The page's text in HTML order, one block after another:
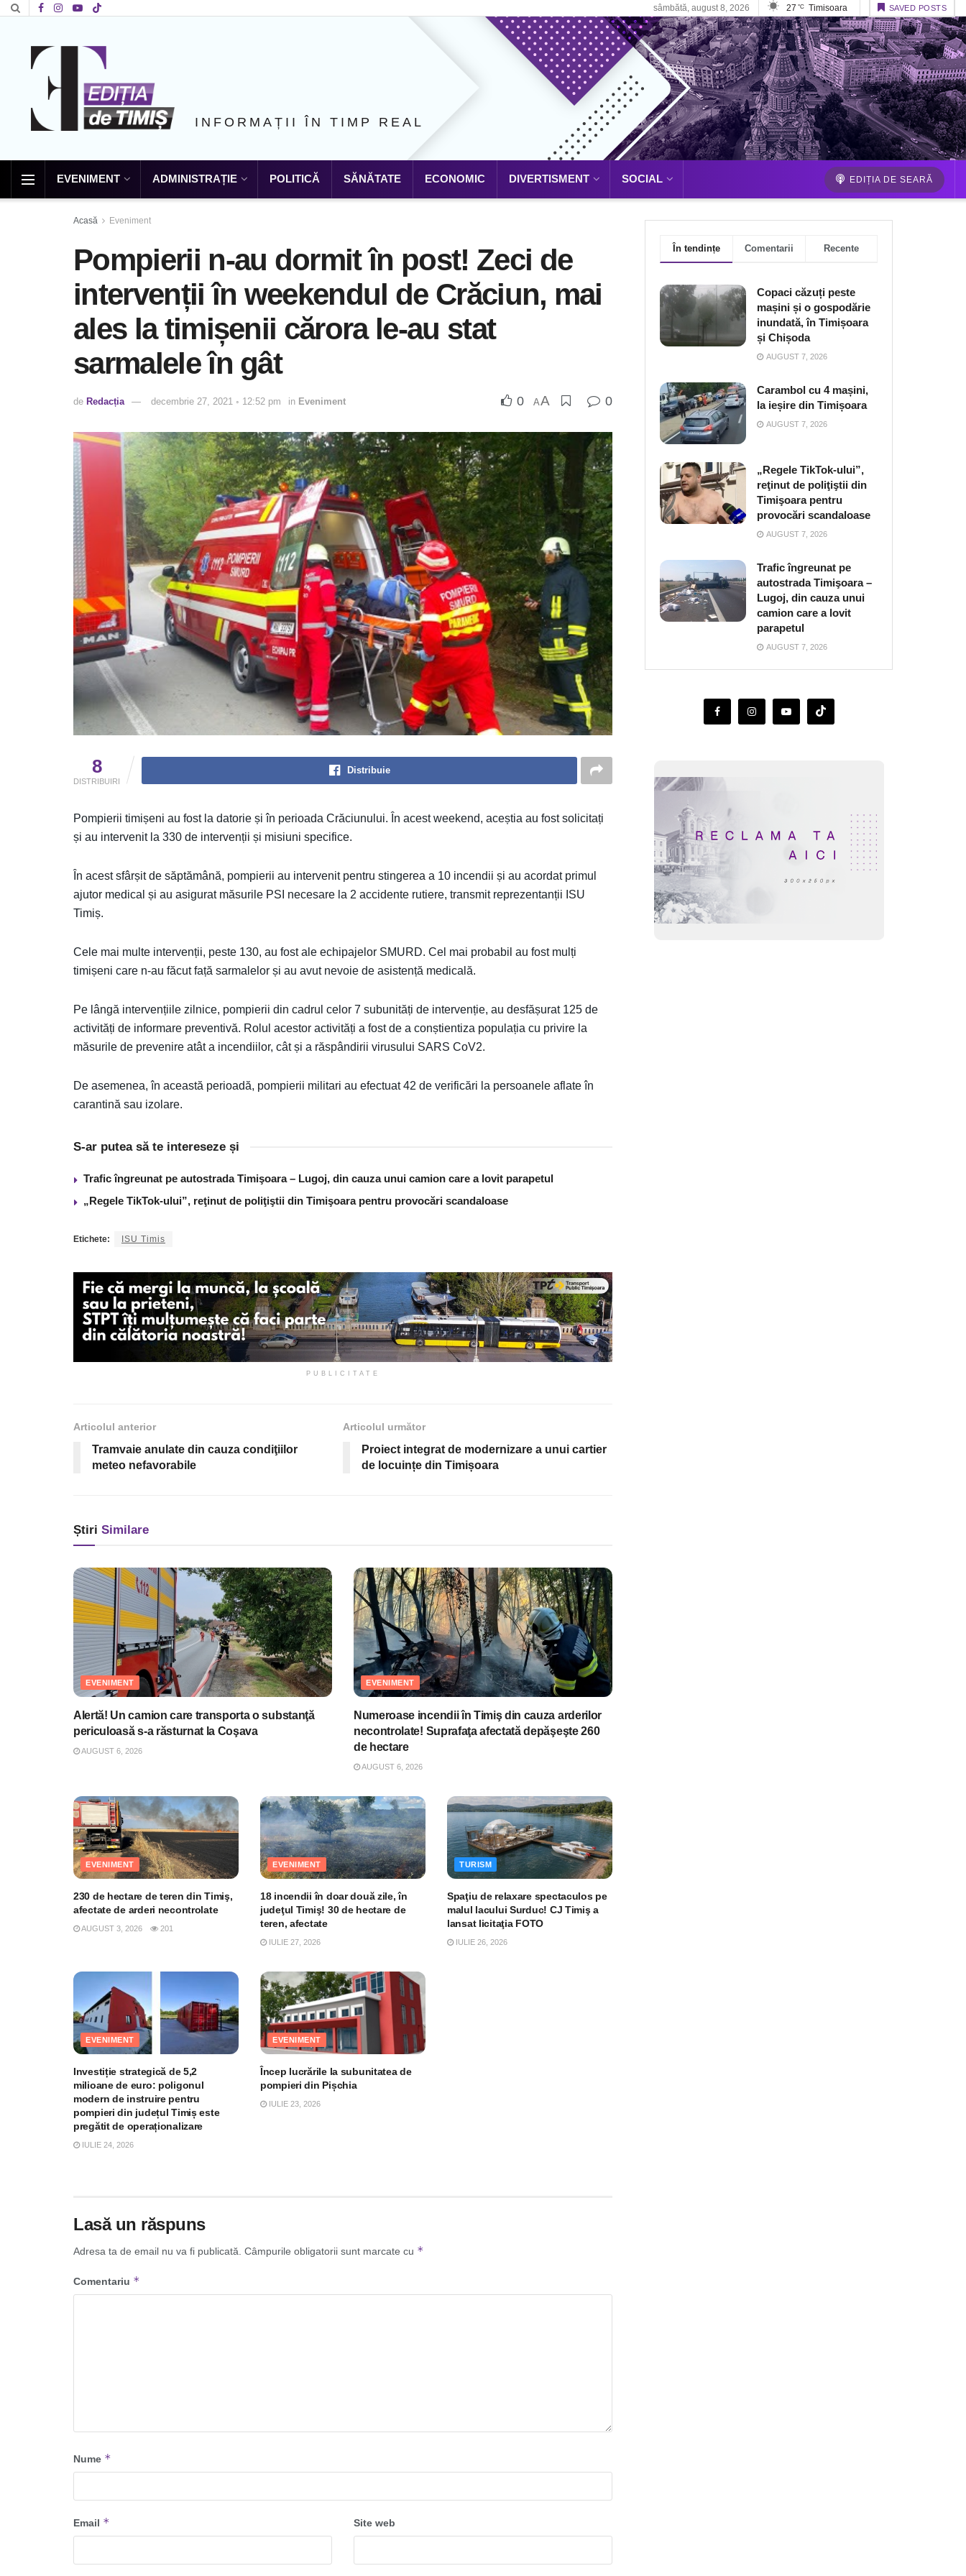
sâmbătă, august 8, 2026 27 °C Timisoara SAVED POSTS
INFORMAȚII ÎN TIMP REAL
EVENIMENT ADMINISTRAȚIE POLITICĂ SĂNĂTATE ECONOMIC DIVERTISMENT SOCIAL EDIȚIA DE SEARĂ
Acasă Eveniment
Pompierii n-au dormit în post! Zeci de
intervenții în weekendul de Crăciun, mai
ales la timișenii cărora le-au stat
sarmalele în gât
de Redacția decembrie 27, 2021 ◦ 12:52 pm in Eveniment 0 AA 0
8
DISTRIBUIRI
Distribuie
Pompierii timișeni au fost la datorie și în perioada Crăciunului. În acest weekend, aceștia au fost solicitați
și au intervenit la 330 de intervenții și misiuni specifice.
În acest sfârșit de săptămână, pompierii au intervenit pentru stingerea a 10 incendii și au acordat primul
ajutor medical și au asigurat măsurile PSI necesare la 2 accidente rutiere, transmit reprezentanții ISU
Timiș.
Cele mai multe intervenții, peste 130, au fost ale echipajelor SMURD. Cel mai probabil au fost mulți
timișeni care n-au făcut față sarmalelor și au avut nevoie de asistență medicală.
Pe lângă intervențiile zilnice, pompierii din cadrul celor 7 subunități de intervenție, au desfășurat 125 de
activități de informare preventivă. Rolul acestor activități a fost de a conștientiza populația cu privire la
măsurile de prevenire atât a incendiilor, cât și a răspândirii virusului SARS CoV2.
De asemenea, în această perioadă, pompierii militari au efectuat 42 de verificări la persoanele aflate în
carantină sau izolare.
S-ar putea să te intereseze și
Trafic îngreunat pe autostrada Timişoara – Lugoj, din cauza unui camion care a lovit parapetul
„Regele TikTok-ului”, reţinut de poliţiştii din Timişoara pentru provocări scandaloase
Etichete: ISU Timis
PUBLICITATE
Articolul anterior
Tramvaie anulate din cauza condiţiilor
meteo nefavorabile
Articolul următor
Proiect integrat de modernizare a unui cartier
de locuințe din Timișoara
Știri Similare
EVENIMENT
Alertă! Un camion care transporta o substanţă
periculoasă s-a răsturnat la Coşava
AUGUST 6, 2026
EVENIMENT
Numeroase incendii în Timiş din cauza arderilor
necontrolate! Suprafaţa afectată depăşeşte 260
de hectare
AUGUST 6, 2026
EVENIMENT
230 de hectare de teren din Timiş,
afectate de arderi necontrolate
AUGUST 3, 2026 201
EVENIMENT
18 incendii în doar două zile, în
judeţul Timiş! 30 de hectare de
teren, afectate
IULIE 27, 2026
TURISM
Spaţiu de relaxare spectaculos pe
malul lacului Surduc! CJ Timiş a
lansat licitaţia FOTO
IULIE 26, 2026
EVENIMENT
Investiție strategică de 5,2
milioane de euro: poligonul
modern de instruire pentru
pompieri din județul Timiș este
pregătit de operaționalizare
IULIE 24, 2026
EVENIMENT
Încep lucrările la subunitatea de
pompieri din Pișchia
IULIE 23, 2026
Lasă un răspuns
Adresa ta de email nu va fi publicată. Câmpurile obligatorii sunt marcate cu *
Comentariu *
Nume *
Email * Site web
În tendințe Comentarii Recente
Copaci căzuți peste
mașini și o gospodărie
inundată, în Timișoara
și Chișoda
AUGUST 7, 2026
Carambol cu 4 mașini,
la ieșire din Timișoara
AUGUST 7, 2026
„Regele TikTok-ului”,
reţinut de poliţiştii din
Timişoara pentru
provocări scandaloase
AUGUST 7, 2026
Trafic îngreunat pe
autostrada Timişoara –
Lugoj, din cauza unui
camion care a lovit
parapetul
AUGUST 7, 2026